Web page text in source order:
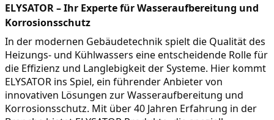
ELYSATOR – Ihr Experte für Wasseraufbereitung und
Korrosionsschutz
In der modernen Gebäudetechnik spielt die Qualität des
Heizungs- und Kühlwassers eine entscheidende Rolle für
die Effizienz und Langlebigkeit der Systeme. Hier kommt
ELYSATOR ins Spiel, ein führender Anbieter von
innovativen Lösungen zur Wasseraufbereitung und
Korrosionsschutz. Mit über 40 Jahren Erfahrung in der